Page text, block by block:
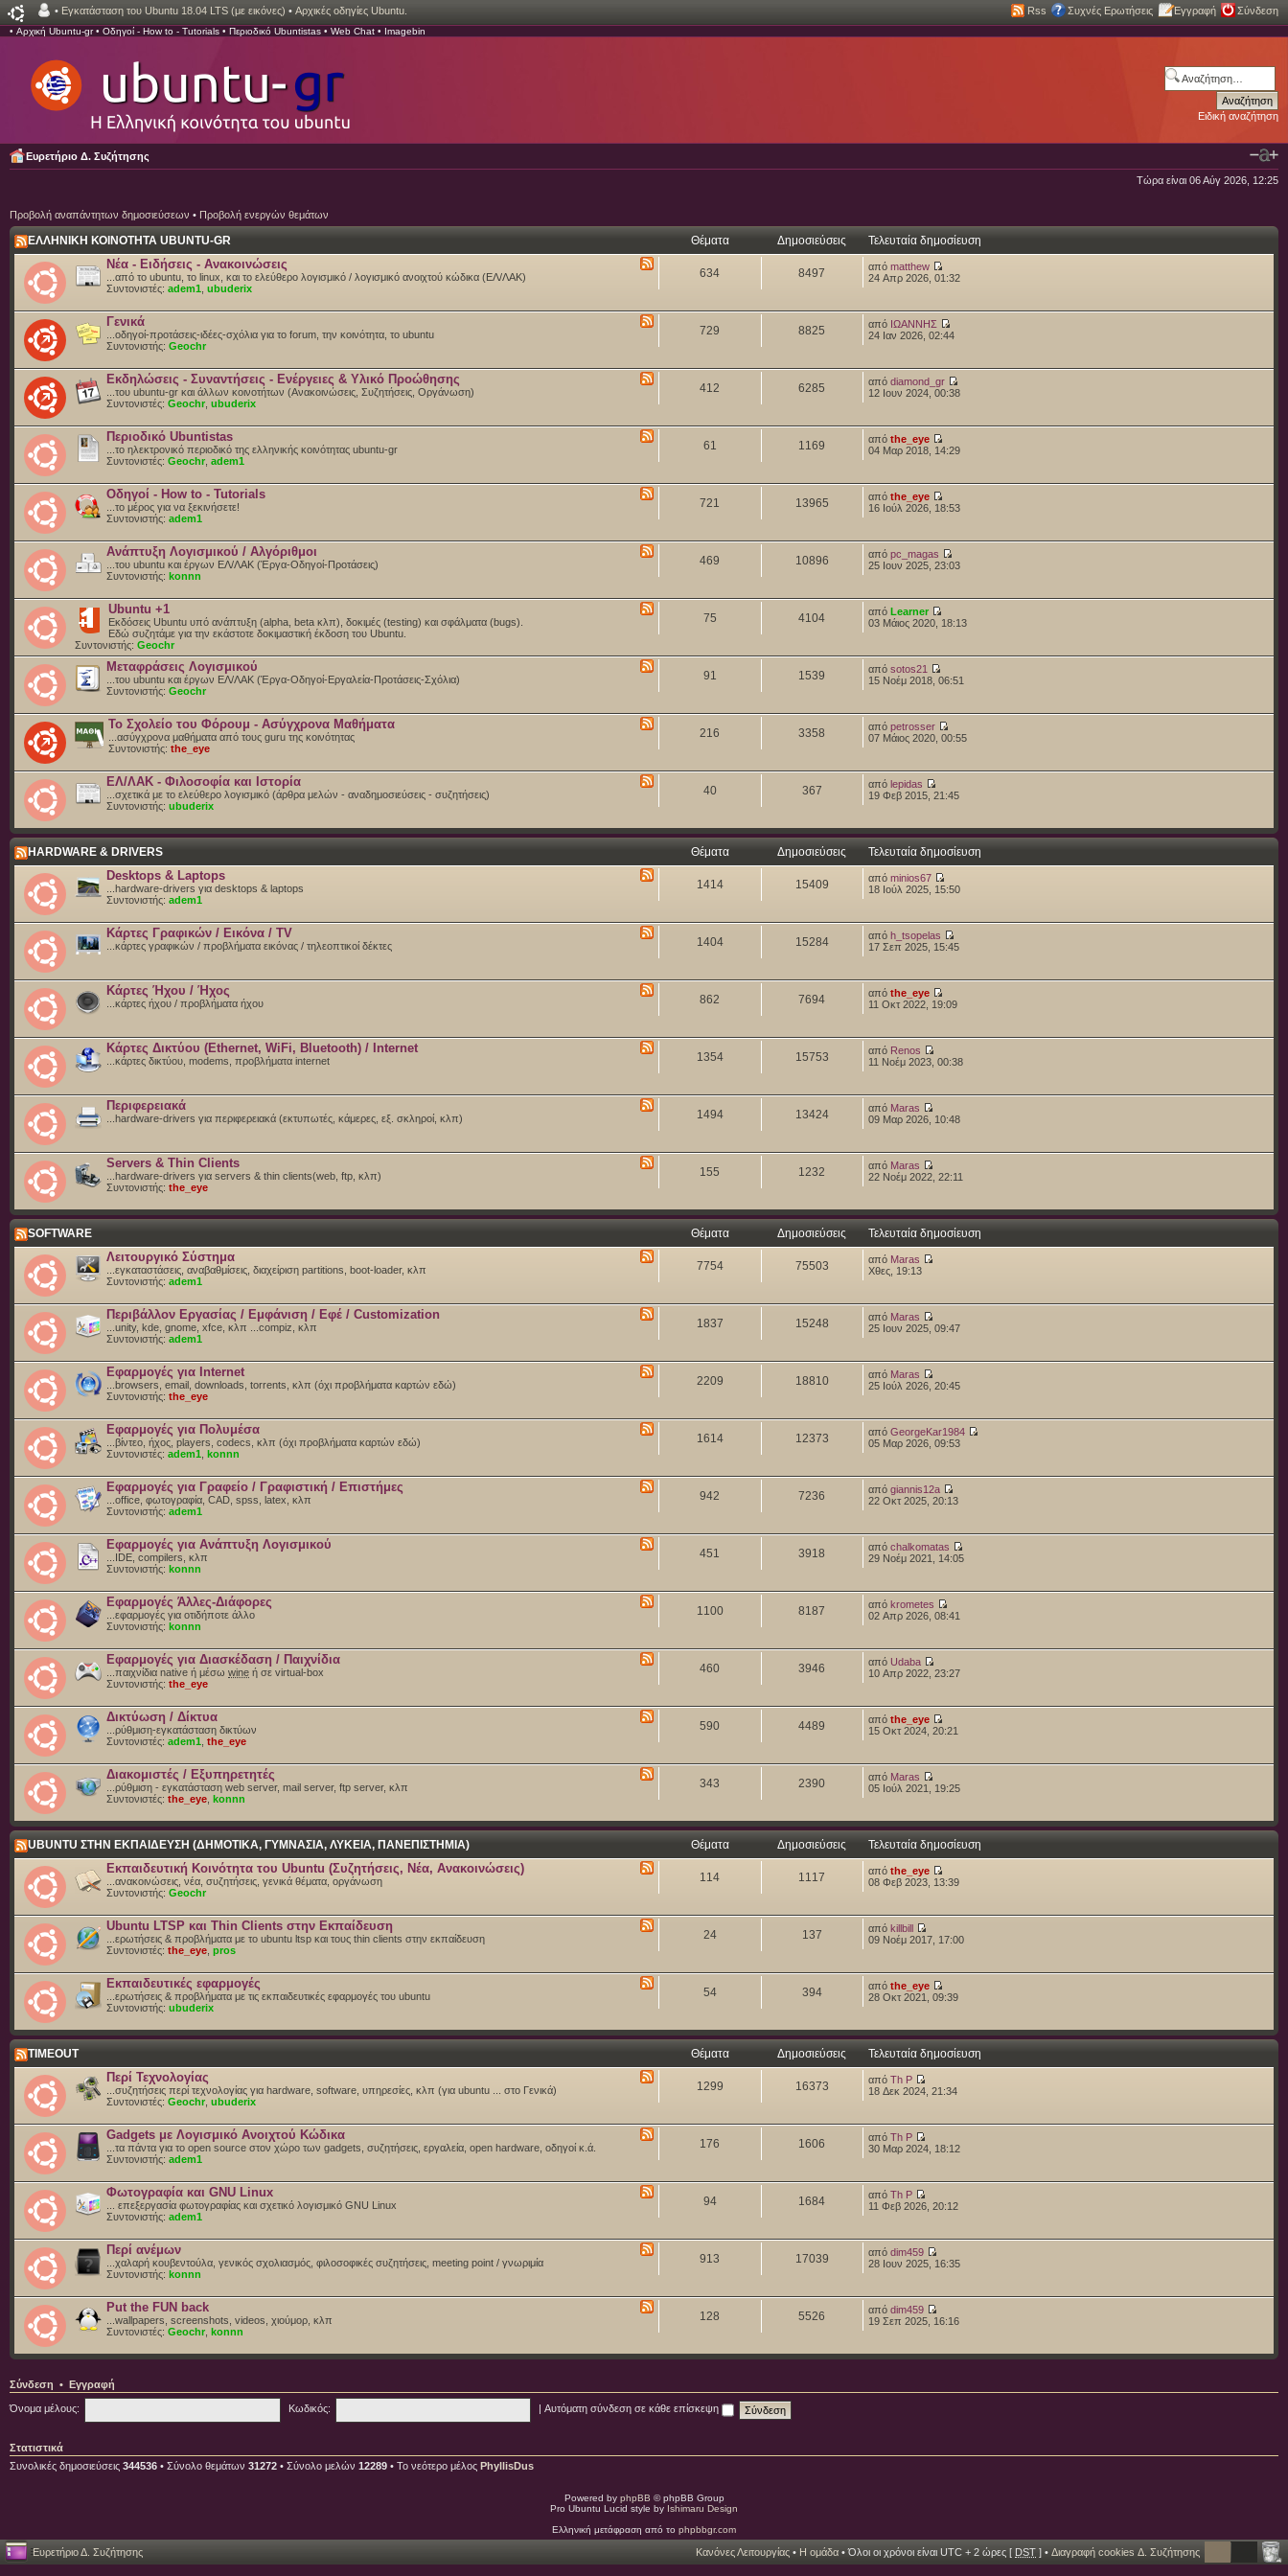
• Εγκατάσταση του Ubuntu 18.04 LTS (με εικόνες) • Αρχικές οδηγίες Ubuntu. Rss Συχνές Ερωτήσεις Εγγραφή Σύνδεση
• Αρχική Ubuntu-gr• Οδηγοί - How to - Tutorials • Περιοδικό Ubuntistas • Web Chat • Imagebin
Ειδική αναζήτηση
Ευρετήριο Δ. Συζήτησης
Τώρα είναι 06 Αύγ 2026, 12:25
Προβολή αναπάντητων δημοσιεύσεων • Προβολή ενεργών θεμάτων
ΕΛΛΗΝΙΚΗ ΚΟΙΝΟΤΗΤΑ UBUNTU-GR Θέματα Δημοσιεύσεις Τελευταία δημοσίευση
Νέα - Ειδήσεις - Ανακοινώσεις
...από το ubuntu, το linux, και το ελεύθερο λογισμικό / λογισμικό ανοιχτού κώδικα (ΕΛ/ΛΑΚ)
Συντονιστές: adem1 ubuderix
634 8497 από matthew
24 Απρ 2026, 01:32
Γενικά
...οδηγοί-προτάσεις-ιδέες-σχόλια για το forum, την κοινότητα, το ubuntu
Συντονιστής: Geochr
729 8825 από ΙΩΑΝΝΗΣ
24 Ιαν 2026, 02:44
Εκδηλώσεις - Συναντήσεις - Ενέργειες & Υλικό Προώθησης
...του ubuntu-gr και άλλων κοινοτήτων (Ανακοινώσεις, Συζητήσεις, Οργάνωση)
Συντονιστές: Geochr ubuderix
412 6285 από diamond_gr
12 Ιουν 2024, 00:38
Περιοδικό Ubuntistas
...το ηλεκτρονικό περιοδικό της ελληνικής κοινότητας ubuntu-gr
Συντονιστές: Geochr adem1
61 1169 από the_eye
04 Μαρ 2018, 14:29
Οδηγοί - How to - Tutorials
...το μέρος για να ξεκινήσετε!
Συντονιστής: adem1
721 13965 από the_eye
16 Ιούλ 2026, 18:53
Ανάπτυξη Λογισμικού / Αλγόριθμοι
...του ubuntu και έργων ΕΛ/ΛΑΚ (Έργα-Οδηγοί-Προτάσεις)
Συντονιστής: konnn
469 10896 από pc_magas
25 Ιουν 2025, 23:03
Ubuntu +1
Εκδόσεις Ubuntu υπό ανάπτυξη (alpha, beta κλπ), δοκιμές (testing) και σφάλματα (bugs).
Eδώ συζητάμε για την εκάστοτε δοκιμαστική έκδοση του Ubuntu.
Συντονιστής: Geochr
75 4104 από Learner
03 Μάιος 2020, 18:13
Μεταφράσεις Λογισμικού
...του ubuntu και έργων ΕΛ/ΛΑΚ (Έργα-Οδηγοί-Εργαλεία-Προτάσεις-Σχόλια)
Συντονιστής: Geochr
91 1539 από sotos21
15 Νοέμ 2018, 06:51
Το Σχολείο του Φόρουμ - Ασύγχρονα Μαθήματα
...ασύγχρονα μαθήματα από τους guru της κοινότητας
Συντονιστής: the_eye
216 3358 από petrosser
07 Μάιος 2020, 00:55
ΕΛ/ΛΑΚ - Φιλοσοφία και Ιστορία
...σχετικά με το ελεύθερο λογισμικό (άρθρα μελών - αναδημοσιεύσεις - συζητήσεις)
Συντονιστής: ubuderix
40 367 από lepidas
19 Φεβ 2015, 21:45
HARDWARE & DRIVERS Θέματα Δημοσιεύσεις Τελευταία δημοσίευση
Desktops & Laptops
...hardware-drivers για desktops & laptops
Συντονιστής: adem1
1414 15409 από minios67
18 Ιούλ 2025, 15:50
Κάρτες Γραφικών / Εικόνα / TV
...κάρτες γραφικών / προβλήματα εικόνας / τηλεοπτικοί δέκτες 1404 15284 από h_tsopelas
17 Σεπ 2025, 15:45
Κάρτες Ήχου / Ήχος
...κάρτες ήχου / προβλήματα ήχου 862 7694 από the_eye
11 Οκτ 2022, 19:09
Κάρτες Δικτύου (Ethernet, WiFi, Bluetooth) / Internet
...κάρτες δικτύου, modems, προβλήματα internet 1354 15753 από Renos
11 Νοέμ 2023, 00:38
Περιφερειακά
...hardware-drivers για περιφερειακά (εκτυπωτές, κάμερες, εξ. σκληροί, κλπ) 1494 13424 από Maras
09 Μαρ 2026, 10:48
Servers & Thin Clients
...hardware-drivers για servers & thin clients(web, ftp, κλπ)
Συντονιστής: the_eye
155 1232 από Maras
22 Νοέμ 2022, 22:11
SOFTWARE Θέματα Δημοσιεύσεις Τελευταία δημοσίευση
Λειτουργικό Σύστημα
...εγκαταστάσεις, αναβαθμίσεις, διαχείριση partitions, boot-loader, κλπ
Συντονιστής: adem1
7754 75503 από Maras
Χθες, 19:13
Περιβάλλον Εργασίας / Εμφάνιση / Εφέ / Customization
...unity, kde, gnome, xfce, κλπ ...compiz, κλπ
Συντονιστής: adem1
1837 15248 από Maras
25 Ιουν 2025, 09:47
Εφαρμογές για Internet
...browsers, email, downloads, torrents, κλπ (όχι προβλήματα καρτών εδώ)
Συντονιστής: the_eye
2209 18810 από Maras
25 Ιούλ 2026, 20:45
Εφαρμογές για Πολυμέσα
...βίντεο, ήχος, players, codecs, κλπ (όχι προβλήματα καρτών εδώ)
Συντονιστές: adem1 konnn
1614 12373 από GeorgeKar1984
05 Μαρ 2026, 09:53
Εφαρμογές για Γραφείο / Γραφιστική / Επιστήμες
...office, φωτογραφία, CAD, spss, latex, κλπ
Συντονιστής: adem1
942 7236 από giannis12a
22 Οκτ 2025, 20:13
Εφαρμογές για Ανάπτυξη Λογισμικού
...IDE, compilers, κλπ
Συντονιστής: konnn
451 3918 από chalkomatas
29 Νοέμ 2021, 14:05
Εφαρμογές Άλλες-Διάφορες
...εφαρμογές για οτιδήποτε άλλο
Συντονιστής: konnn
1100 8187 από krometes
02 Απρ 2026, 08:41
Εφαρμογές για Διασκέδαση / Παιχνίδια
...παιχνίδια native ή μέσω wine ή σε virtual-box
Συντονιστής: the_eye
460 3946 από Udaba
10 Απρ 2022, 23:27
Δικτύωση / Δίκτυα
...ρύθμιση-εγκατάσταση δικτύων
Συντονιστές: adem1 the_eye
590 4489 από the_eye
15 Οκτ 2024, 20:21
Διακομιστές / Εξυπηρετητές
...ρύθμιση - εγκατάσταση web server, mail server, ftp server, κλπ
Συντονιστές: the_eye konnn
343 2390 από Maras
05 Ιούλ 2021, 19:25
UBUNTU ΣΤΗΝ ΕΚΠΑΙΔΕΥΣΗ (ΔΗΜΟΤΙΚΑ, ΓΥΜΝΑΣΙΑ, ΛΥΚΕΙΑ, ΠΑΝΕΠΙΣΤΗΜΙΑ) Θέματα Δημοσιεύσεις Τελευταία δημοσίευση
Εκπαιδευτική Κοινότητα του Ubuntu (Συζητήσεις, Νέα, Ανακοινώσεις)
...ανακοινώσεις, νέα, συζητήσεις, γενικά θέματα, οργάνωση
Συντονιστής: Geochr
114 1117 από the_eye
08 Φεβ 2023, 13:39
Ubuntu LTSP και Thin Clients στην Εκπαίδευση
...ερωτήσεις & προβλήματα με το ubuntu ltsp και τους thin clients στην εκπαίδευση
Συντονιστές: the_eye pros
24 137 από killbill
09 Νοέμ 2017, 17:00
Εκπαιδευτικές εφαρμογές
...ερωτήσεις & προβλήματα με τις εκπαιδευτικές εφαρμογές του ubuntu
Συντονιστής: ubuderix
54 394 από the_eye
28 Οκτ 2021, 09:39
TIMEOUT Θέματα Δημοσιεύσεις Τελευταία δημοσίευση
Περί Τεχνολογίας
...συζητήσεις περί τεχνολογίας για hardware, software, υπηρεσίες, κλπ (για ubuntu ... στο Γενικά)
Συντονιστές: Geochr ubuderix
1299 16373 από Th P
18 Δεκ 2024, 21:34
Gadgets με Λογισμικό Ανοιχτού Κώδικα
...τα πάντα για το open source στον χώρο των gadgets, συζητήσεις, εργαλεία, open hardware, οδηγοί κ.ά.
Συντονιστής: adem1
176 1606 από Th P
30 Μαρ 2024, 18:12
Φωτογραφία και GNU Linux
... επεξεργασία φωτογραφίας και σχετικό λογισμικό GNU Linux
Συντονιστής: adem1
94 1684 από Th P
11 Φεβ 2026, 20:12
Περί ανέμων
...χαλαρή κουβεντούλα, γενικός σχολιασμός, φιλοσοφικές συζητήσεις, meeting point / γνωριμία
Συντονιστής: konnn
913 17039 από dim459
28 Ιουν 2025, 16:35
Put the FUN back
...wallpapers, screenshots, videos, χιούμορ, κλπ
Συντονιστές: Geochr konnn
128 5526 από dim459
19 Σεπ 2025, 16:16
Σύνδεση • Εγγραφή
Όνομα μέλους: Κωδικός: |Αυτόματη σύνδεση σε κάθε επίσκεψη
Στατιστικά
Συνολικές δημοσιεύσεις 344536 • Σύνολο θεμάτων 31272 • Σύνολο μελών 12289 • Το νεότερο μέλος PhyllisDus
Powered by phpBB © phpBB Group
Pro Ubuntu Lucid style by Ishimaru Design
Ελληνική μετάφραση από το phpbbgr.com
Ευρετήριο Δ. Συζήτησης Κανόνες Λειτουργίας • Η ομάδα • Όλοι οι χρόνοι είναι UTC + 2 ώρες [ DST ] • Διαγραφή cookies Δ. Συζήτησης